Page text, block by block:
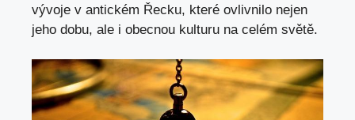
⁣vývoje v antickém⁤ Řecku, které ovlivnilo nejen
jeho dobu,⁢ ale i ‍obecnou kulturu na celém světě.